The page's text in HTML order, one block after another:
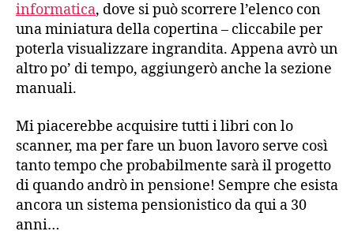
informatica, dove si può scorrere l’elenco con
una miniatura della copertina – cliccabile per
poterla visualizzare ingrandita. Appena avrò un
altro po’ di tempo, aggiungerò anche la sezione
manuali.
Mi piacerebbe acquisire tutti i libri con lo
scanner, ma per fare un buon lavoro serve così
tanto tempo che probabilmente sarà il progetto
di quando andrò in pensione! Sempre che esista
ancora un sistema pensionistico da qui a 30
anni…